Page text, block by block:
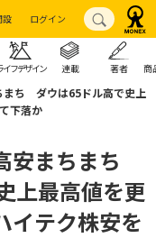
設 ログイン
イフデザイン 連載 著者 商
まち ダウは65ドル高で史上
下落か
安まちまち
上最高値を更
テク株安を